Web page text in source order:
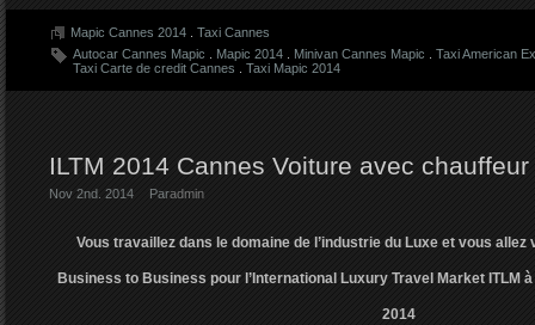
Mapic Cannes 2014 . Taxi Cannes
Autocar Cannes Mapic . Mapic 2014 . Minivan Cannes Mapic . Taxi American
Taxi Carte de credit Cannes . Taxi Mapic 2014
ILTM 2014 Cannes Voiture avec
Nov 2nd. 2014 Paradmin
Vous travaillez dans le domaine de l’industrie du Luxe et vous
Business to Business pour l’International Luxury Travel Market ITLM
2014